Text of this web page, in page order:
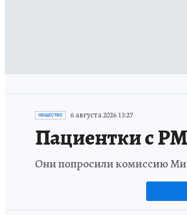
ОБЩЕСТВО 6 августа 2026 13:27
Пациентки с
Они попросили комиссию